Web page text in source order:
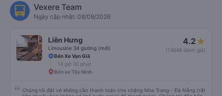
Vexere Team
Ngày cập nhật: 08/08/2026
Liên Hưng
Limousine 34 giường (mới)
4.2
(14648 đánh giá)
Bến Xe Vạn Giã
14 giờ 30 phút
Bến xe Tây Ninh
Chúng tôi đặt vé không cần thanh toán cho chặng Nha Trang - Đà Nẵng (rất